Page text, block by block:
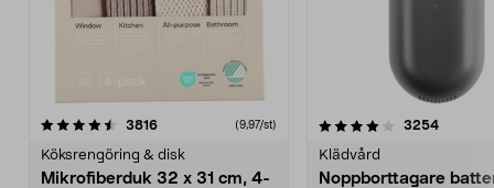
3816recensioner (9,97/st)
Köksrengöring & disk
Mikrofiberduk 32 x 31 cm, 4-
4.0av 5 stjärnor 3254
Klädvård
Noppborttagare
4.5av 5 stjärnor